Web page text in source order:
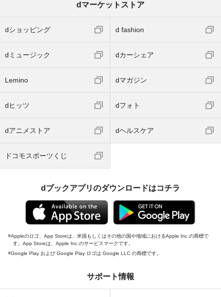
dマーケットストア
dショッピング d fashion
dミュージック dカーシェア
Lemino dマガジン
dヒッツ dフォト
dアニメストア dヘルスケア
ドコモスポーツくじ
dブックアプリのダウンロードはコチラ
Appleのロゴ、App Storeは、米国もしくはその他の国や地域におけるApple Inc.の商標で
す。App Storeは、Apple Inc.のサービスマークです。
Google Play および Google Play ロゴは Google LLC の商標です。
サポート情報